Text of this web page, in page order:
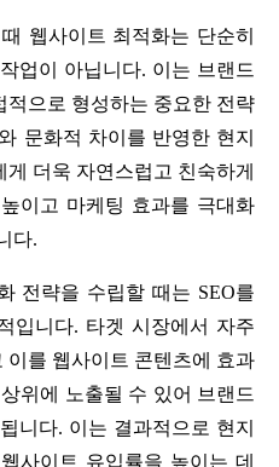
웹사이트 최적화는 단순히
업이 아닙니다. 이는 브랜드
적으로 형성하는 중요한 전략
문화적 차이를 반영한 현지
더욱 자연스럽고 친숙하게
이고 마케팅 효과를 극대화
다.
전략을 수립할 때는 SEO를
입니다. 타겟 시장에서 자주
이를 웹사이트 콘텐츠에 효과
위에 노출될 수 있어 브랜드
니다. 이는 결과적으로 현지
사이트 유입률을 높이는 데